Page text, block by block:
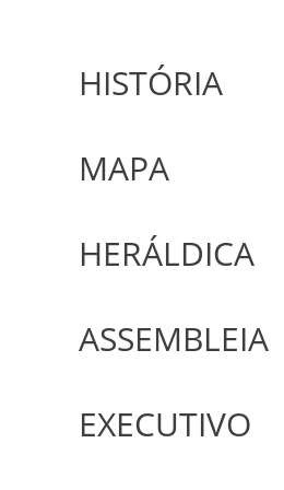
HISTÓRIA
MAPA
HERÁLDICA
ASSEMBLEIA
EXECUTIVO